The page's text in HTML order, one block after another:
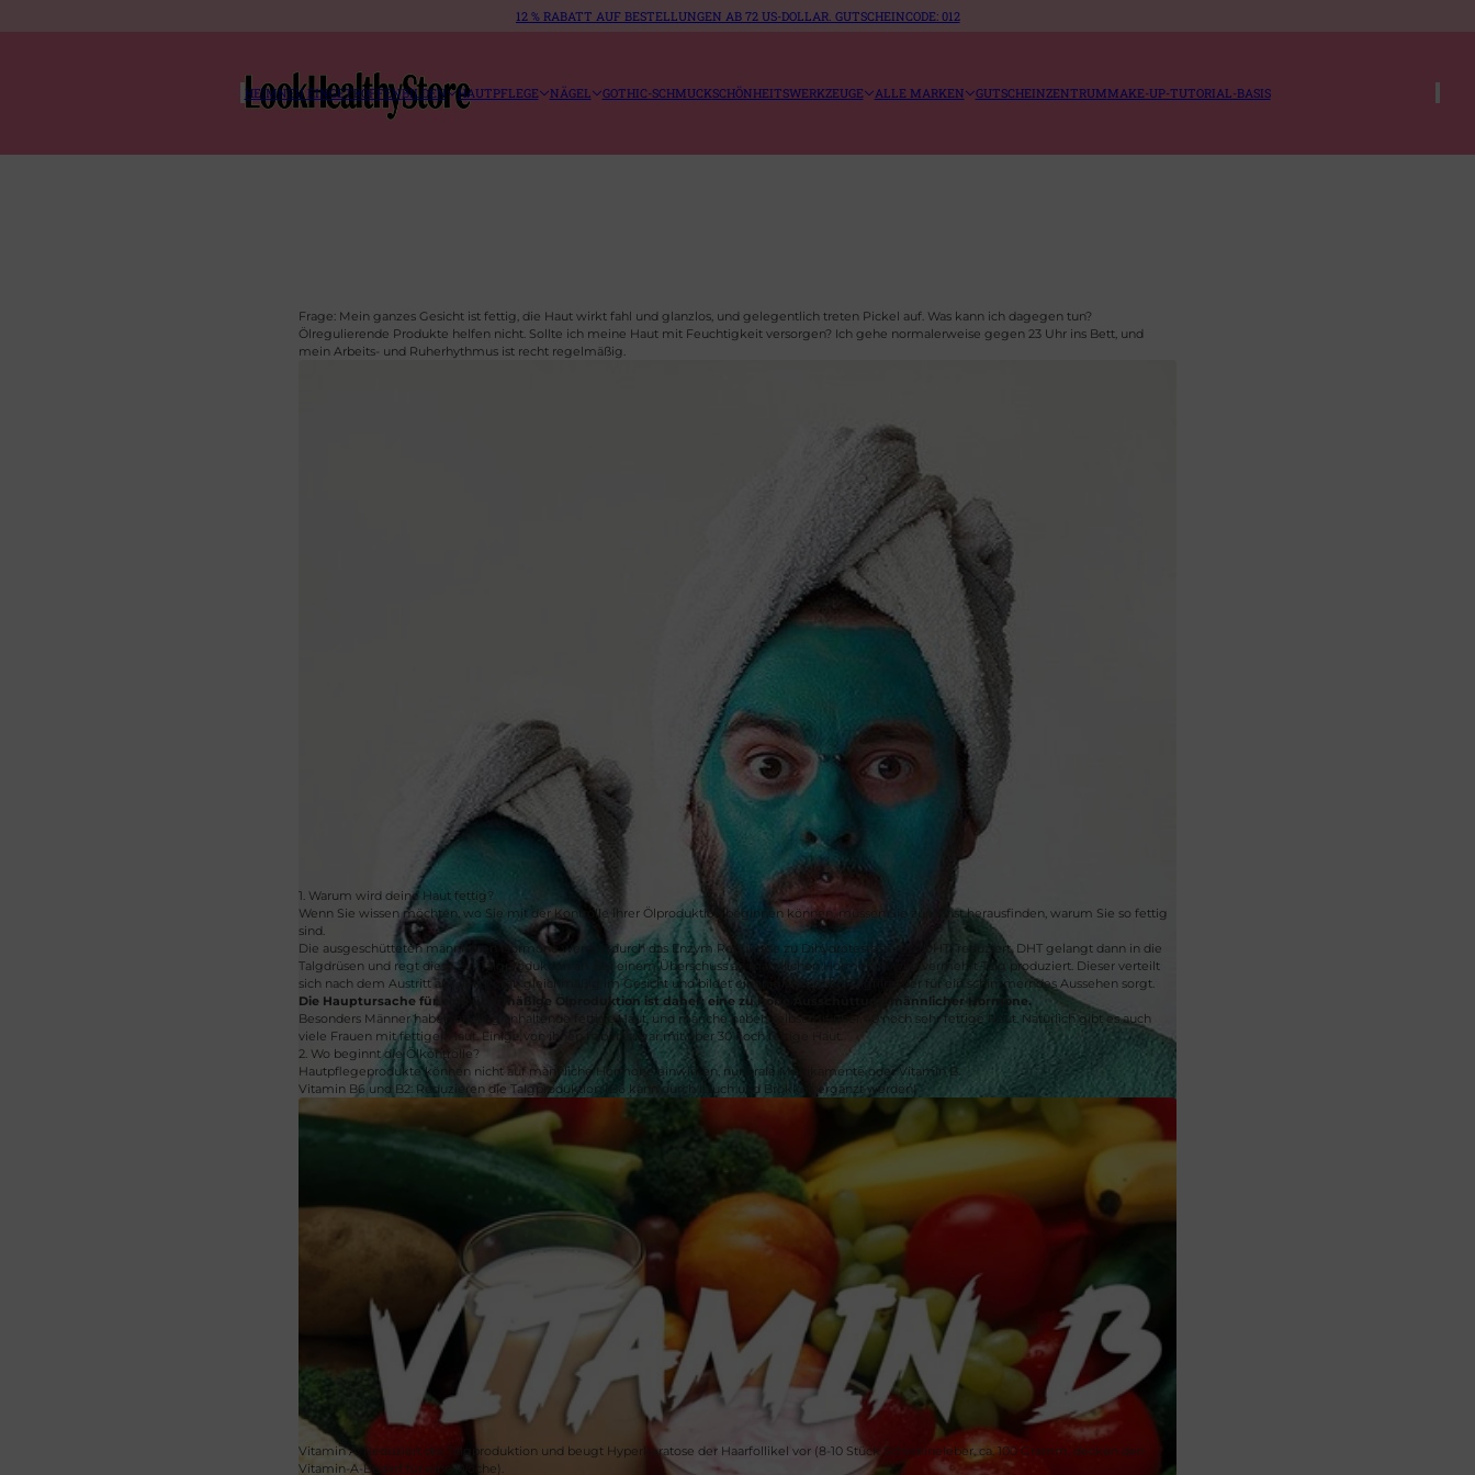
12 % RABATT AUF BESTELLUNGEN AB 72 US-DOLLAR. GUTSCHEINCODE: 012
HEIMNEU EINGETROFFENBILDEN HAUTPFLEGE NÄGEL GOTHIC-SCHMUCKSCHÖNHEITSWERKZEUGE ALLE MARKEN GUTSCHEINZENTRUMMAKE-UP-TUTORIAL-BASIS
Frage: Mein ganzes Gesicht ist fettig, die Haut wirkt fahl und glanzlos, und gelegentlich treten Pickel auf. Was kann ich dagegen tun?
Ölregulierende Produkte helfen nicht. Sollte ich meine Haut mit Feuchtigkeit versorgen? Ich gehe normalerweise gegen 23 Uhr ins Bett, und
mein Arbeits- und Ruherhythmus ist recht regelmäßig.
1. Warum wird deine Haut fettig?
Wenn Sie wissen möchten, wo Sie mit der Kontrolle Ihrer Ölproduktion beginnen können, müssen Sie zunächst herausfinden, warum Sie so fettig
sind.
Die ausgeschütteten männlichen Hormone werden durch das Enzym Reduktase zu Dihydrotestosteron (DHT) reduziert. DHT gelangt dann in die
Talgdrüsen und regt diese zur Talgproduktion an. Bei einem Überschuss an männlichen Hormonen wird vermehrt Talg produziert. Dieser verteilt
sich nach dem Austritt aus den Poren gleichmäßig im Gesicht und bildet einen glänzenden Talgfilm, der für ein schimmerndes Aussehen sorgt.
Die Hauptursache für eine übermäßige Ölproduktion ist daher: eine zu hohe Ausschüttung männlicher Hormone.
Besonders Männer haben oft lang anhaltende fettige Haut, und manche haben selbst mit über 40 noch sehr fettige Haut. Natürlich gibt es auch
viele Frauen mit fettiger Haut. Einige von ihnen haben sogar mit über 30 noch fettige Haut.
2. Wo beginnt die Ölkontrolle?
Hautpflegeprodukte können nicht auf männliche Hormone einwirken, nur orale Medikamente oder Vitamin B.
Vitamin B6 und B2: Reduzieren die Talgproduktion (B6 kann durch Lauch und Brokkoli ergänzt werden)
Vitamin A: Reduziert die Talgproduktion und beugt Hyperkeratose der Haarfollikel vor (8-10 Stück Schweineleber, ca. 100 Gramm, decken den
Vitamin-A-Bedarf für eine Woche).